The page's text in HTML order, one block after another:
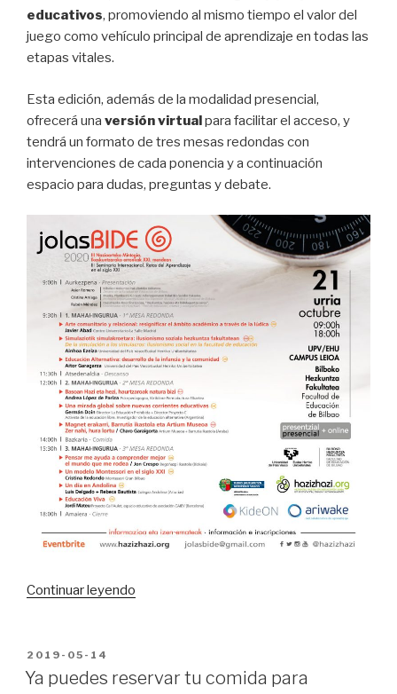
educativos, promoviendo al mismo tiempo el valor del
juego como vehículo principal de aprendizaje en todas las
etapas vitales.
Esta edición, además de la modalidad presencial,
ofrecerá una versión virtualpara facilitar el acceso, y
tendrá un formato de tres mesas redondas con
intervenciones de cada ponencia y a continuación
espacio para dudas, preguntas y debate.
Continuar leyendo
Retos
PUBLICADO
EN
2019-05-14
Ya puedes reservar tu comida para